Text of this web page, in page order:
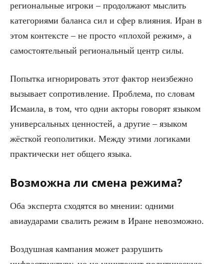
региональные игроки – продолжают мыслить
категориями баланса сил и сфер влияния. Иран в
этом контексте – не просто «плохой режим», а
самостоятельный региональный центр силы.
Попытка игнорировать этот фактор неизбежно
вызывает сопротивление. Проблема, по словам
Исмаила, в том, что одни акторы говорят языком
универсальных ценностей, а другие – языком
жёсткой геополитики. Между этими логиками
практически нет общего языка.
Возможна ли смена режима?
Оба эксперта сходятся во мнении: одними
авиаударами свалить режим в Иране невозможно.
Воздушная кампания может разрушить